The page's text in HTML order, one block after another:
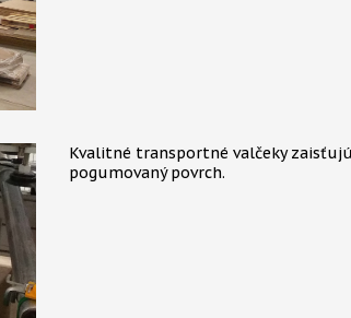
Kvalitné transportné valčeky
pogumovaný povrch.